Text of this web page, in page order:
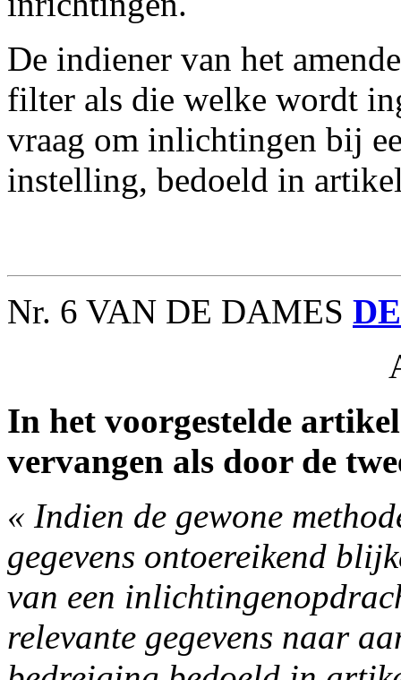
De indiener van het
filter als die welke wordt
vraag om inlichtingen bij
instelling, bedoeld in
Nr. 6 VAN DE DAMES
In het voorgestelde
vervangen als door de
« Indien de gewone
gegevens ontoereikend
van een
relevante gegevens naar